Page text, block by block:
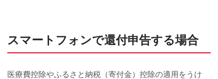
スマートフォンで還付申告する場合
医療費控除やふるさと納税（寄付金）控除の適用をうけ